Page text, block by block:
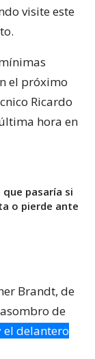
visite este
el próximo
Ricardo
hora en
que pasaría si
o pierde ante
Brandt, de
de
el delantero